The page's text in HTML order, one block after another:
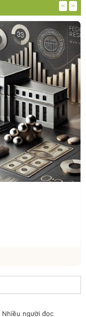
Nhiều người đọc